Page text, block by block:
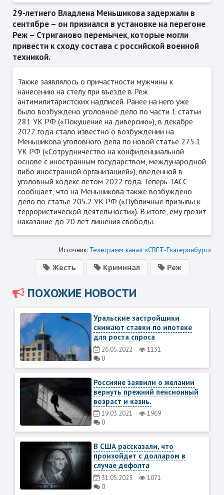
29-летнего Владлена Меньшикова задержали в
сентябре – он признался в установке на перегоне
Реж – Стриганово перемычек, которые могли
привести к сходу состава с российской военной
техникой.
Также заявлялось о причастности мужчины к
нанесению на стелу при въезде в Реж
антимилитаристских надписей. Ранее на него уже
было возбуждено уголовное дело по части 1 статьи
281 УК РФ («Покушение на диверсию»), в декабре
2022 года стало известно о возбуждении на
Меньшикова уголовного дела по новой статье 275.1
УК РФ («Сотрудничество на конфиденциальной
основе с иностранным государством, международной
либо иностранной организацией»), введённой в
уголовный кодекс летом 2022 года. Теперь ТАСС
сообщает, что на Меньшикова также возбуждено
дело по статье 205.2 УК РФ («Публичные призывы к
террористической деятельности»). В итоге, ему грозит
наказание до 20 лет лишения свободы.
Источник: Телеграмм канал «СВЕТ-Екатеринбург»
Жесть Криминал Реж
ПОХОЖИЕ НОВОСТИ
Уральские застройщики
снижают ставки по ипотеке
для роста спроса
26.05.2022
1131
0
Россияне заявили о желании
вернуть прежний пенсионный
возраст и казнь.
19.03.2021
1969
0
В США рассказали, что
произойдет с долларом в
случае дефолта
31.05.2023
1071
0